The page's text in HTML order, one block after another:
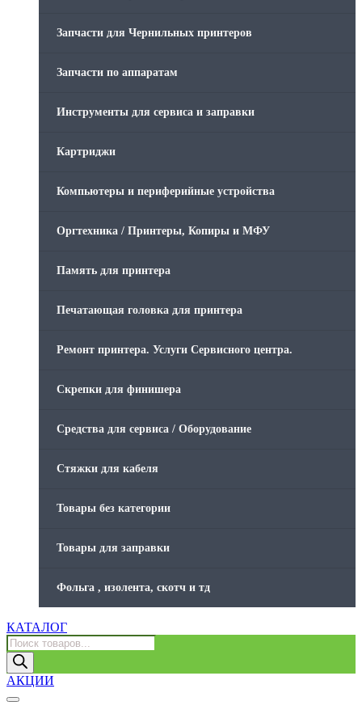
Запчасти для Чернильных принтеров
Запчасти по аппаратам
Инструменты для сервиса и заправки
Картриджи
Компьютеры и периферийные устройства
Оргтехника / Принтеры, Копиры и МФУ
Память для принтера
Печатающая головка для принтера
Ремонт принтера. Услуги Сервисного центра.
Скрепки для финишера
Средства для сервиса / Оборудование
Стяжки для кабеля
Товары без категории
Товары для заправки
Фольга , изолента, скотч и тд
КАТАЛОГ
Поиск
товаров
АКЦИИ